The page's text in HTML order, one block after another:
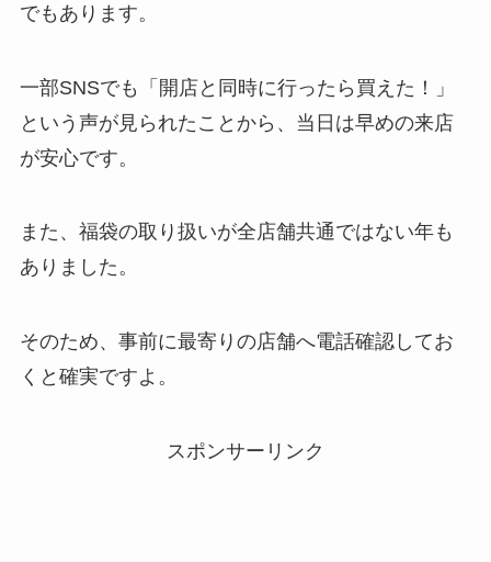
でもあります。
一部SNSでも「開店と同時に行ったら買えた！」
という声が見られたことから、当日は早めの来店
が安心です。
また、福袋の取り扱いが全店舗共通ではない年も
ありました。
そのため、事前に最寄りの店舗へ電話確認してお
くと確実ですよ。
スポンサーリンク